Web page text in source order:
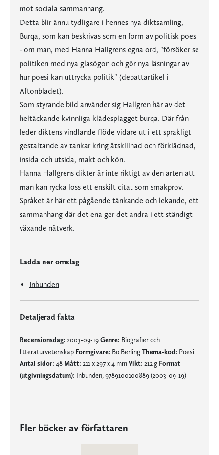
mot sociala sammanhang.
Detta blir ännu tydligare i hennes nya diktsamling,
Burqa, som kan beskrivas som en form av politisk poesi
- om man, med Hanna Hallgrens egna ord, "försöker se
politiken med nya glasögon och gör nya läsningar av
hur poesi kan uttrycka politik" (debattartikel i
Aftonbladet).
Som styrande bild använder sig Hallgren här av det
heltäckande kvinnliga klädesplagget burqa. Därifrån
leder diktens vindlande flöde vidare ut i ett språkligt
gestaltande av tankar kring åtskillnad och förklädnad,
insida och utsida, makt och kön.
Hanna Hallgrens dikter är inte riktigt av den arten att
man kan rycka loss ett enskilt citat som smakprov.
Språket är här ett pågående tänkande och lekande, ett
sammanhang där det ena ger det andra i ett ständigt
växande nätverk.
Ladda ner omslag
Inbunden
Detaljerad fakta
Recensionsdag: 2003-09-19Genre: Biografier och
litteraturvetenskap Formgivare: Bo BerlingThema-kod: Poesi
Antal sidor: 48 Mått: 211 x 297 x 4 mmVikt: 212 g Format
(utgivningsdatum): Inbunden, 9789100100889 (2003-09-19)
Fler böcker av författaren